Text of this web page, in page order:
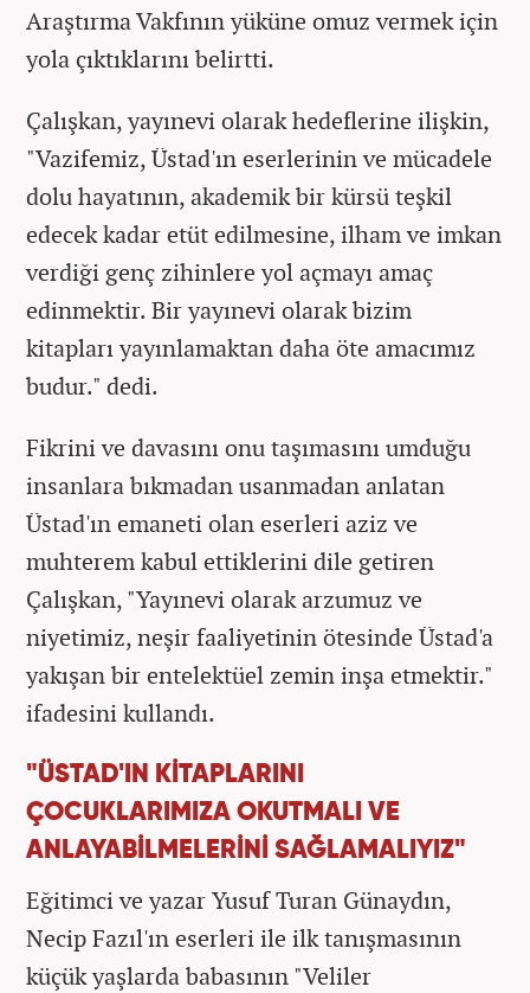
Araştırma Vakfının yüküne omuz vermek için
yola çıktıklarını belirtti.
Çalışkan, yayınevi olarak hedeflerine ilişkin,
"Vazifemiz, Üstad'ın eserlerinin ve mücadele
dolu hayatının, akademik bir kürsü teşkil
edecek kadar etüt edilmesine, ilham ve imkan
verdiği genç zihinlere yol açmayı amaç
edinmektir. Bir yayınevi olarak bizim
kitapları yayınlamaktan daha öte amacımız
budur." dedi.
Fikrini ve davasını onu taşımasını umduğu
insanlara bıkmadan usanmadan anlatan
Üstad'ın emaneti olan eserleri aziz ve
muhterem kabul ettiklerini dile getiren
Çalışkan, "Yayınevi olarak arzumuz ve
niyetimiz, neşir faaliyetinin ötesinde Üstad'a
yakışan bir entelektüel zemin inşa etmektir."
ifadesini kullandı.
"ÜSTAD'IN KİTAPLARINI
ÇOCUKLARIMIZA OKUTMALI VE
ANLAYABİLMELERİNİ SAĞLAMALIYIZ"
Eğitimci ve yazar Yusuf Turan Günaydın,
Necip Fazıl'ın eserleri ile ilk tanışmasının
küçük yaşlarda babasının "Veliler